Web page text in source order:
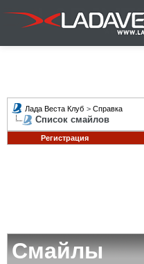
Лада Веста Клуб > Справка
Список смайлов
Регистрация
Смайлы